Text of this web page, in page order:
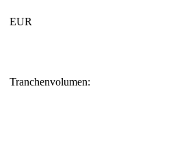
EUR
Tranchenvolumen: